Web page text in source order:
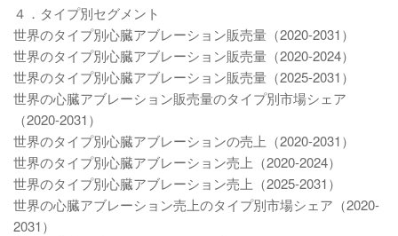
４．タイプ別セグメント
世界のタイプ別心臓アブレーション販売量（2020-2031）
世界のタイプ別心臓アブレーション販売量（2020-2024）
世界のタイプ別心臓アブレーション販売量（2025-2031）
世界の心臓アブレーション販売量のタイプ別市場シェア
（2020-2031）
世界のタイプ別心臓アブレーションの売上（2020-2031）
世界のタイプ別心臓アブレーション売上（2020-2024）
世界のタイプ別心臓アブレーション売上（2025-2031）
世界の心臓アブレーション売上のタイプ別市場シェア（2020-
2031）